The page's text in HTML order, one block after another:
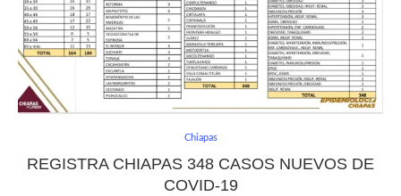
Chiapas
REGISTRA CHIAPAS 348 CASOS NUEVOS DE
COVID-19